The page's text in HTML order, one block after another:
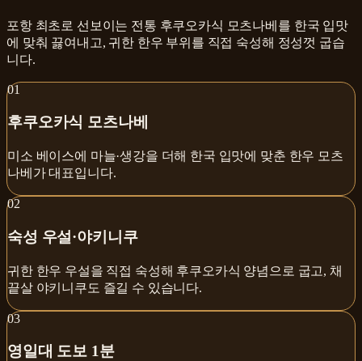
포항 최초로 선보이는 전통 후쿠오카식 모츠나베를 한국 입맛
에 맞춰 끓여내고, 귀한 한우 부위를 직접 숙성해 정성껏 굽습
니다.
01
후쿠오카식 모츠나베
미소 베이스에 마늘·생강을 더해 한국 입맛에 맞춘 한우 모츠
나베가 대표입니다.
02
숙성 우설·야키니쿠
귀한 한우 우설을 직접 숙성해 후쿠오카식 양념으로 굽고, 채
끝살 야키니쿠도 즐길 수 있습니다.
03
영일대 도보 1분